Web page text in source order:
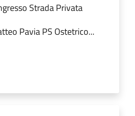
Strada Privata
Pavia PS Ostetrico...